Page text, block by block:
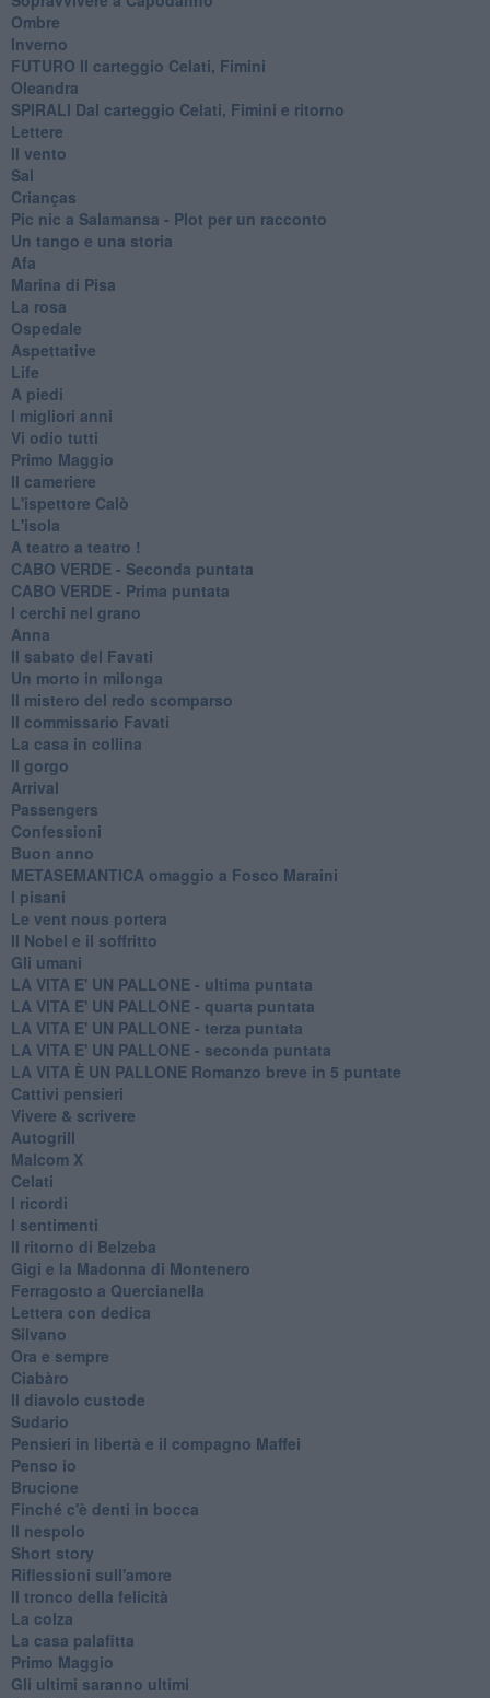
Ombre
Inverno
FUTURO Il carteggio Celati, Fimini
Oleandra
SPIRALI Dal carteggio Celati, Fimini e ritorno
Lettere
Il vento
Sal
Crianças
Pic nic a Salamansa - Plot per un racconto
Un tango e una storia
Afa
Marina di Pisa
La rosa
Ospedale
Aspettative
Life
A piedi
I migliori anni
Vi odio tutti
Primo Maggio
Il cameriere
L'ispettore Calò
L'isola
A teatro a teatro !
CABO VERDE - Seconda puntata
CABO VERDE - Prima puntata
I cerchi nel grano
Anna
Il sabato del Favati
Un morto in milonga
Il mistero del redo scomparso
Il commissario Favati
La casa in collina
Il gorgo
Arrival
Passengers
Confessioni
Buon anno
METASEMANTICA omaggio a Fosco Maraini
I pisani
Le vent nous portera
Il Nobel e il soffritto
Gli umani
LA VITA E' UN PALLONE - ultima puntata
LA VITA E' UN PALLONE - quarta puntata
LA VITA E' UN PALLONE - terza puntata
LA VITA E' UN PALLONE - seconda puntata
LA VITA È UN PALLONE Romanzo breve in 5 puntate
Cattivi pensieri
Vivere & scrivere
Autogrill
Malcom X
Celati
I ricordi
I sentimenti
Il ritorno di Belzeba
Gigi e la Madonna di Montenero
Ferragosto a Quercianella
Lettera con dedica
Silvano
Ora e sempre
Ciabàro
Il diavolo custode
Sudario
Pensieri in libertà e il compagno Maffei
Penso io
Brucione
Finché c'è denti in bocca
Il nespolo
Short story
Riflessioni sull'amore
Il tronco della felicità
La colza
La casa palafitta
Primo Maggio
Gli ultimi saranno ultimi